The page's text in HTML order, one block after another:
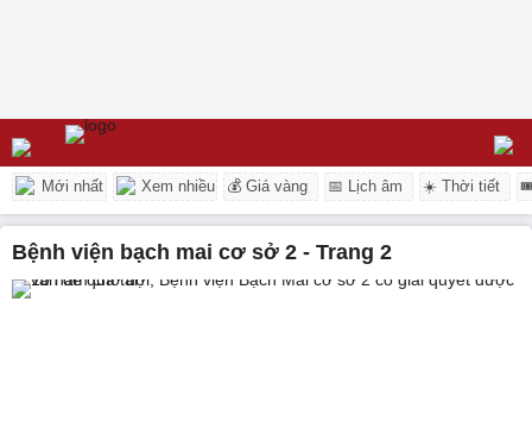
Mới nhất Xem nhiều 💰 Giá vàng 📅 Lịch âm ☀️ Thời tiết
bệnh viện bạch mai cơ sở 2 - Trang 2